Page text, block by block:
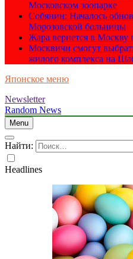
Московском зоопарке
Собянин: Началось
Морозовской больницы
Жара вернется в Москву
Москвичи смогут
жилого комплекса на
Японское меню
Newsletter
Random News
Menu
Найти:
Headlines